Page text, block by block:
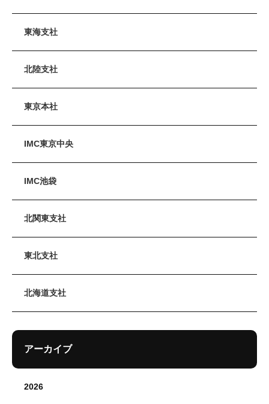
東海支社
北陸支社
東京本社
IMC東京中央
IMC池袋
北関東支社
東北支社
北海道支社
アーカイブ
2026